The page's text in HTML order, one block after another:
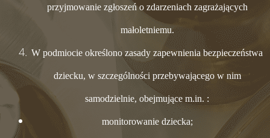
przyjmowanie zgłoszeń o zdarzeniach zagrażających
małoletniemu.
W podmiocie określono zasady zapewnienia bezpieczeństwa
dziecku, w szczególności przebywającego w nim
samodzielnie, obejmujące m.in. :
monitorowanie dziecka;